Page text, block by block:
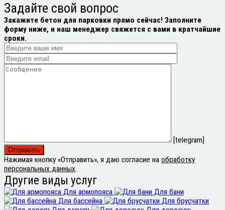
Задайте свой вопрос
Закажите бетон для парковки прямо сейчас! Заполните
форму ниже, и наш менеджер свяжется с вами в кратчайшие
сроки.
[telegram]
Нажимая кнопку «Отправить», я даю согласие на обработку
персональных данных.
Другие виды услуг
Для армопояса
Для бани
Для бассейна
Для брусчатки